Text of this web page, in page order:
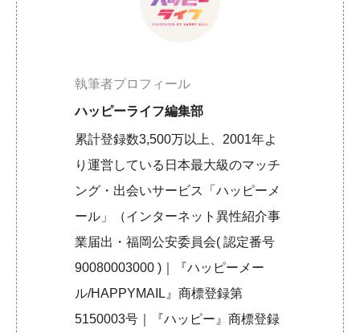
執筆者プロフィール
ハッピーライフ編集部
累計登録数3,500万以上、2001年よ
り運営している日本最大級のマッチ
ング・出会いサービス「ハッピーメ
ール」（インターネット異性紹介事
業届出・福岡公安委員会( 認定番号
90080003000 )｜『ハッピーメー
ル/HAPPYMAIL』商標登録第
5150003号｜『ハッピー』商標登録